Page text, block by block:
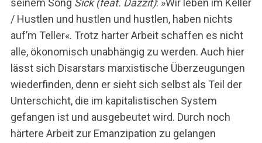
seinem Song Sick (feat. Dazzit): »Wir leben im Keller
/ Hustlen und hustlen und hustlen, haben nichts
auf’m Teller«. Trotz harter Arbeit schaffen es nicht
alle, ökonomisch unabhängig zu werden. Auch hier
lässt sich Disarstars marxistische Überzeugungen
wiederfinden, denn er sieht sich selbst als Teil der
Unterschicht, die im kapitalistischen System
gefangen ist und ausgebeutet wird. Durch noch
härtere Arbeit zur Emanzipation zu gelangen